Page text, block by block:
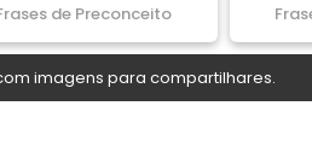
de Preconceito
imagens para compartilhares.